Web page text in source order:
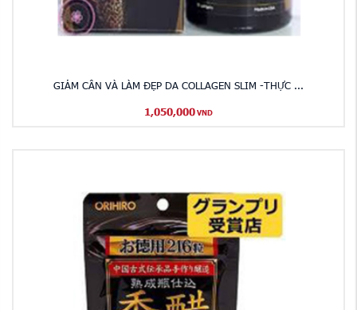
GIẢM CÂN VÀ LÀM ĐẸP DA COLLAGEN SLIM -THỰC ...
1,050,000 VND